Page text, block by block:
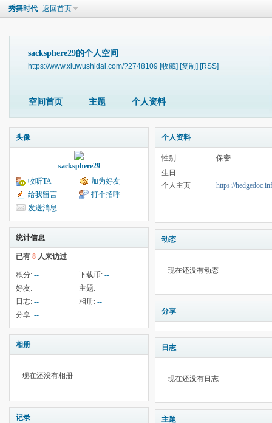
秀舞时代 返回首页
sacksphere29的个人空间
https://www.xiuwushidai.com/?2748109 [收藏] [复制] [RSS]
空间首页 主题 个人资料
头像
sacksphere29
收听TA
加为好友
给我留言
打个招呼
发送消息
统计信息
已有 8 人来访过
积分: -- 下载币: --
好友: -- 主题: --
日志: -- 相册: --
分享: --
相册
现在还没有相册
记录
个人资料
性别
保密
生日
个人主页
https://
动态
现在还没有动态
分享
日志
现在还没有日志
主题